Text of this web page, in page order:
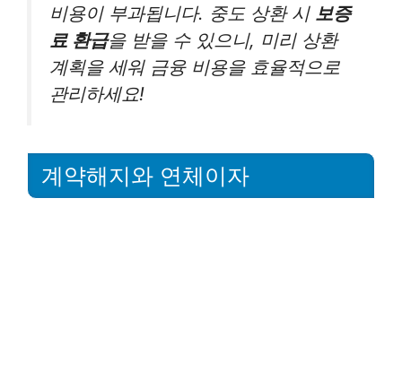
비용이 부과됩니다. 중도 상환 시 보증
료 환급을 받을 수 있으니, 미리 상환
계획을 세워 금융 비용을 효율적으로
관리하세요!
계약해지와 연체이자